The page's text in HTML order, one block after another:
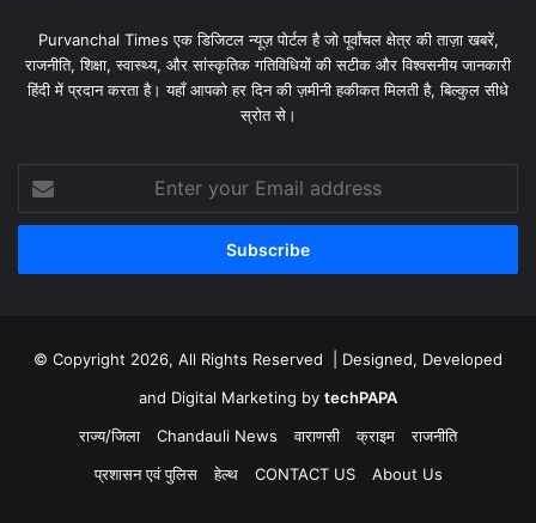
Purvanchal Times एक डिजिटल न्यूज़ पोर्टल है जो पूर्वांचल क्षेत्र की ताज़ा खबरें,
राजनीति, शिक्षा, स्वास्थ्य, और सांस्कृतिक गतिविधियों की सटीक और विश्वसनीय जानकारी
हिंदी में प्रदान करता है। यहाँ आपको हर दिन की ज़मीनी हकीकत मिलती है, बिल्कुल सीधे
स्रोत से।
your
Email
© Copyright 2026, All Rights Reserved | Designed, Developed
and Digital Marketing by techPAPA
राज्य/जिला
Chandauli News वाराणसी क्राइम
राजनीति
प्रशासन एवं पुलिस
हेल्थ CONTACT US About Us